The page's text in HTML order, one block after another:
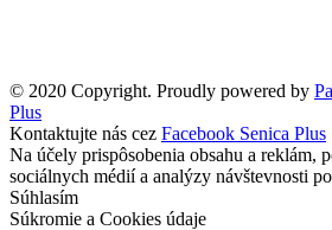
© 2020 Copyright. Proudly powered by
Plus
Kontaktujte nás cez Facebook Senica Plus
Na účely prispôsobenia obsahu a reklám,
sociálnych médií a analýzy návštevnosti
Súhlasím
Súkromie a Cookies údaje